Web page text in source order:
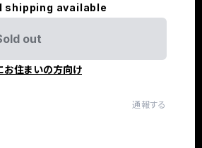
shipping available
out
お住まいの方向け
通報する